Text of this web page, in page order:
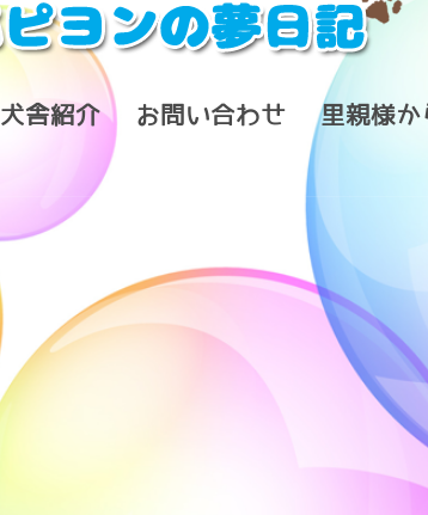
犬舎紹介 お問い合わせ 里親様か